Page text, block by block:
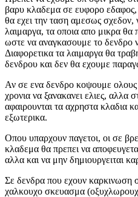
βαρυ κλαδεμα σε ευφορο εδαφος,
θα εχει την ταση αμεσως σχεδον,
λαιμαργα, τα οποια απο μικρα θα
ωστε να αναγκασουμε το δενδρο
Διαφορετικα τα λαιμαργα θα
δενδρου και δεν θα εχουμε
Αν σε ενα δενδρο κοψουμε ολους
χρονια να ξανακανει ελιες, αλλα
αφαιρουνται τα αχρηστα κλαδια
εξωτερικα.
Οπου υπαρχουν παγετοι, οι σε
κλαδεμα θα πρεπει να
αλλα και να μην δημιουργειται
Σε δενδρα που εχουν καρκινωση
χαλκουχο σκευασμα